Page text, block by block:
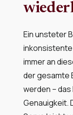
Ein unsteter
inkonsistente
immer an
der gesamte
werden –
Genauigkeit.